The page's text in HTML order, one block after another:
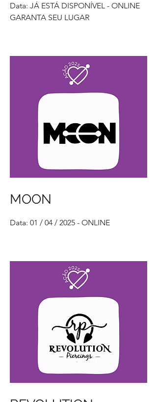
Data: JÁ ESTÁ DISPONÍVEL - ONLINE
GARANTA SEU LUGAR
MOON
Data: 01 / 04 / 2025 - ONLINE